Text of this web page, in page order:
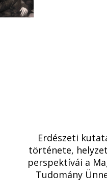
Erdészeti
története,
perspektívái a
Tudomány